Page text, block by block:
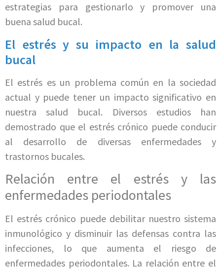
estrategias para gestionarlo y promover una
buena salud bucal.
El estrés y su impacto en la salud
bucal
El estrés es un problema común en la sociedad
actual y puede tener un impacto significativo en
nuestra salud bucal. Diversos estudios han
demostrado que el estrés crónico puede conducir
al desarrollo de diversas enfermedades y
trastornos bucales.
Relación entre el estrés y las
enfermedades periodontales
El estrés crónico puede debilitar nuestro sistema
inmunológico y disminuir las defensas contra las
infecciones, lo que aumenta el riesgo de
enfermedades periodontales. La relación entre el